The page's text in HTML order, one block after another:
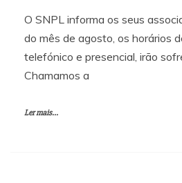
O SNPL informa os seus
do mês de agosto, os horários
telefónico e presencial, irão
Chamamos a
Ler mais...